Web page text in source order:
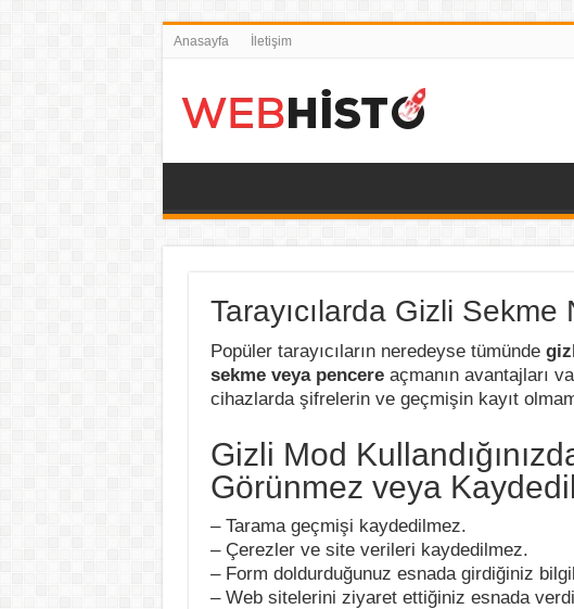
Anasayfa İletişim
Tarayıcılarda Gizli Sekme
Popüler tarayıcıların neredeyse tümünde
sekme veya pencereaçmanın avantajları
cihazlarda şifrelerin ve geçmişin kayıt
Gizli Mod
Görünmez veya
– Tarama geçmişi kaydedilmez.
– Çerezler ve site verileri kaydedilmez.
– Form doldurduğunuz esnada girdiğiniz
– Web sitelerini ziyaret ettiğiniz esnada